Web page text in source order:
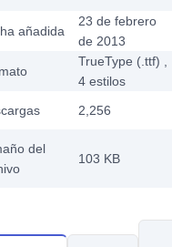
añadida
23 de febrero
de 2013
TrueType (.ttf)
4 estilos
2,256
del
103 KB